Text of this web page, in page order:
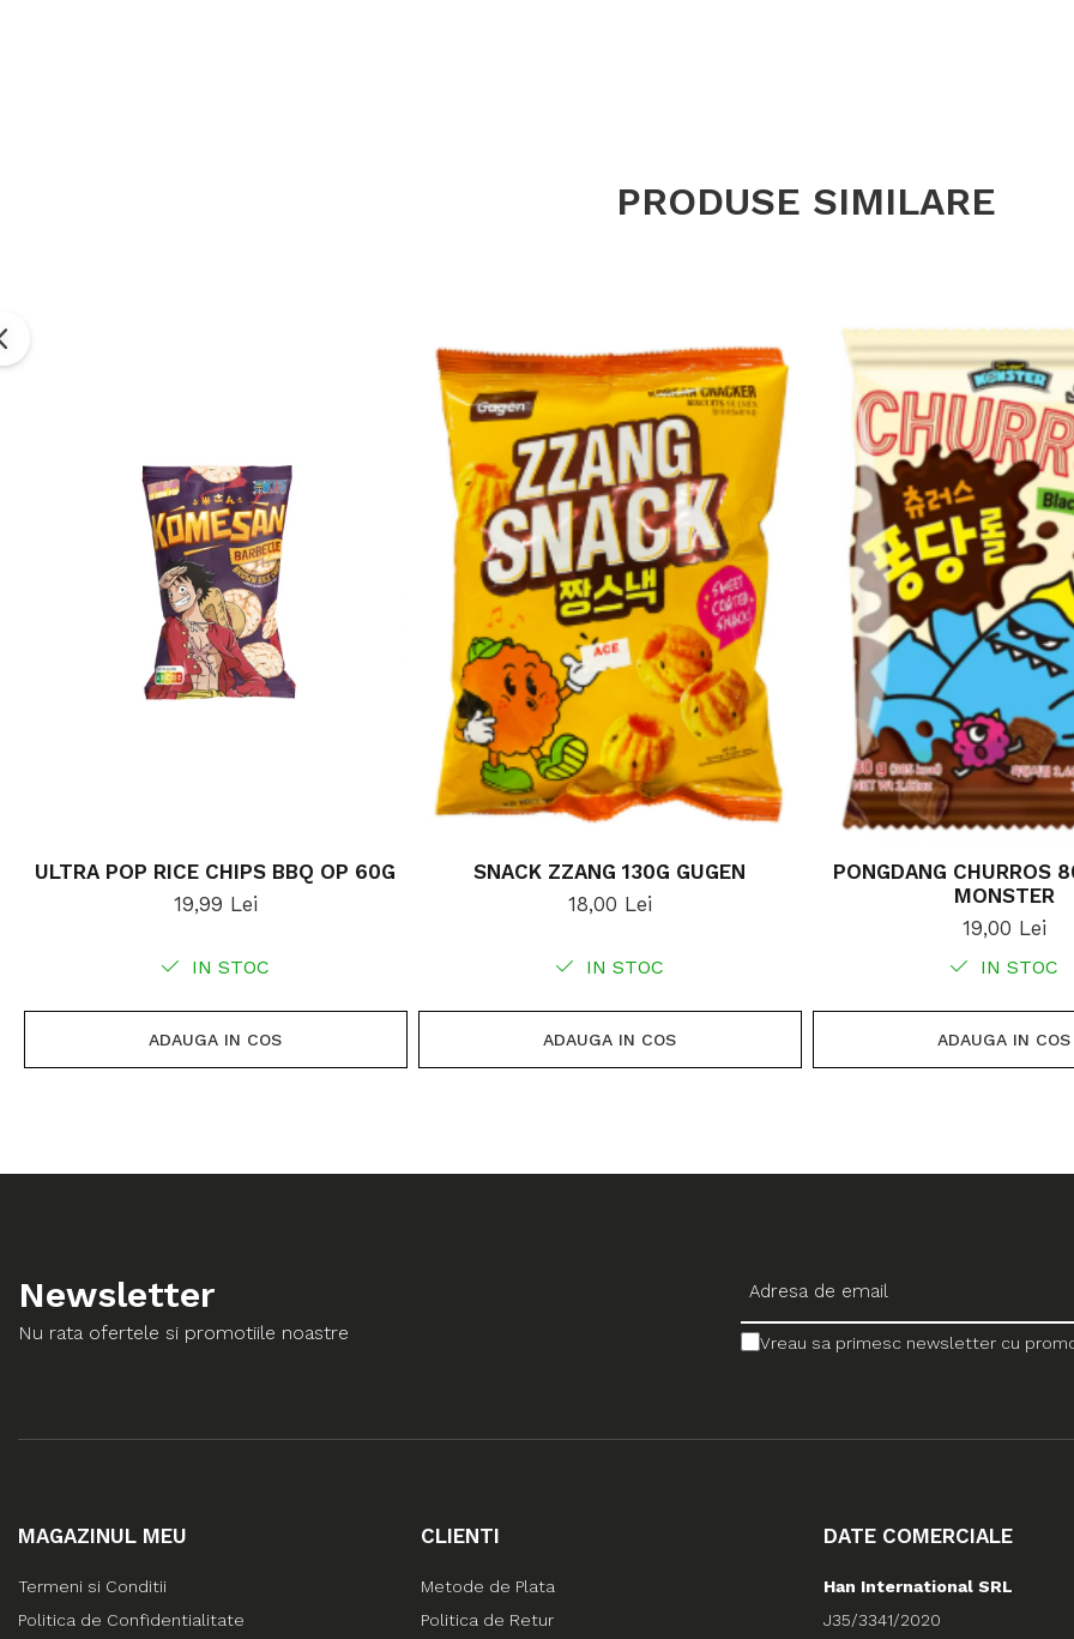
PRODUSE SIMILARE
ULTRA POP RICE CHIPS BBQ OP 60G
19,99 Lei
IN STOC
ADAUGA IN COS
SNACK ZZANG 130G GUGEN
18,00 Lei
IN STOC
ADAUGA IN COS
PONGDANG CHURROS
MONSTER
19,00 Lei
IN STOC
ADAUGA IN COS
Newsletter
Nu rata ofertele si promotiile noastre Vreau sa primesc newsletter cu
MAGAZINUL MEU
Termeni si Conditii
Politica de Confidentialitate
CLIENTI
Metode de Plata
Politica de Retur
DATE COMERCIALE
Han International SRL
J35/3341/2020